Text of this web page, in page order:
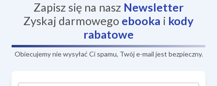
Zapisz się na nasz Newsletter
Zyskaj darmowego ebooka i kody
rabatowe
Obiecujemy nie wysyłać Ci spamu, Twój e-mail jest bezpieczny.